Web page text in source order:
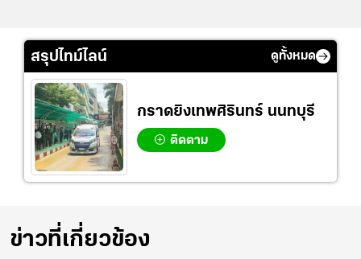
สรุปไทม์ไลน์ ดูทั้งหมด
กราดยิงเทพศิรินทร์ นนทบุรี
ติดตาม
ข่าวที่เกี่ยวข้อง